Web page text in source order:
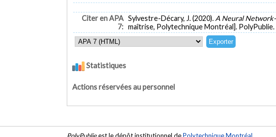
Citer en APA
7:
Sylvestre-Décary, J. (2020). A Neural
maîtrise, Polytechnique Montréal]. PolyPublie.
Statistiques
Actions réservées au personnel